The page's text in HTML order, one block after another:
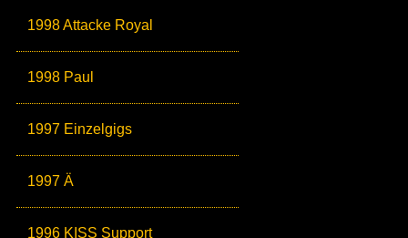
1998 Attacke Royal
1998 Paul
1997 Einzelgigs
1997 Ä
1996 KISS Support